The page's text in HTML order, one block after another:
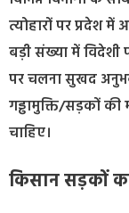
त्योहारों पर प्रदेश
बड़ी संख्या में
पर चलना सुखद अनुभव
गड्ढामुक्ति/सड़कों
चाहिए।
किसान सड़कों